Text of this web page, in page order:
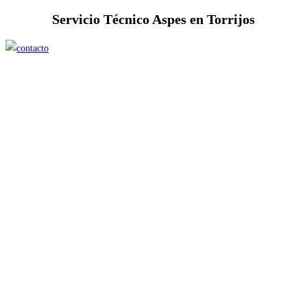
entrada:Servicio Técnico Aspes en Torrijos